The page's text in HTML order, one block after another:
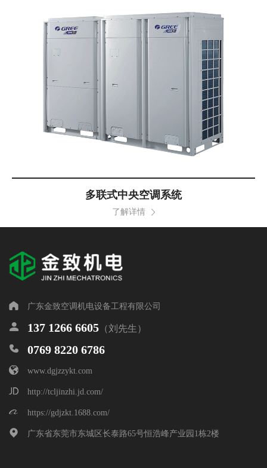
联系电话:
0769 8220 6786 / 137
1266 6605
多联式中央空调系统
了解详情
广东金致空调机电设备工程有限公司
137 1266 6605 （刘先生）
0769 8220 6786
www.dgjzzykt.com
http://tcljinzhi.jd.com/
https://gdjzkt.1688.com/
广东省东莞市东城区长泰路65号恒浩峰产业园1栋2楼